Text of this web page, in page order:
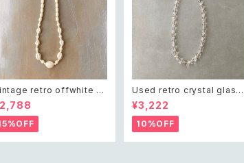
retro offwhite b
necklace レトロ ヴィ
ージ アクセサリー オフホ
イト ビーズ ネックレス
Used retro crystal glass
beads necklace レトロ ユ
ーズド アクセサリー クリスタ
ル ガラス ビーズ ネックレス
¥3,222
10%OFF